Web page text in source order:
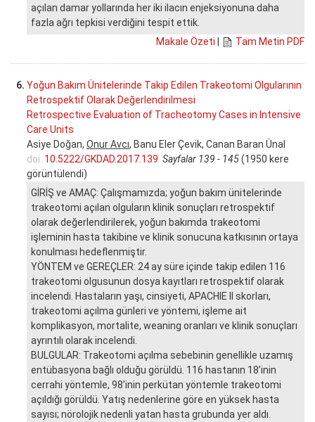
açılan damar yollarında her iki ilacın enjeksiyonuna daha
fazla ağrı tepkisi verdiğini tespit ettik.
Makale Özeti | Tam Metin PDF
6. Yoğun Bakım Ünitelerinde Takip Edilen Trakeotomi Olgularının
Retrospektif Olarak Değerlendirilmesi
Retrospective Evaluation of Tracheotomy Cases in Intensive
Care Units
Asiye Doğan, Onur Avcı, Banu Eler Çevik, Canan Baran Ünal
doi: 10.5222/GKDAD.2017.139 Sayfalar 139 - 145(1950 kere
görüntülendi)
GİRİŞ ve AMAÇ: Çalışmamızda; yoğun bakım ünitelerinde
trakeotomi açılan olguların klinik sonuçları retrospektif
olarak değerlendirilerek, yoğun bakımda trakeotomi
işleminin hasta takibine ve klinik sonucuna katkısının ortaya
konulması hedeflenmiştir.
YÖNTEM ve GEREÇLER: 24 ay süre içinde takip edilen 116
trakeotomi olgusunun dosya kayıtları retrospektif olarak
incelendi. Hastaların yaşı, cinsiyeti, APACHIE II skorları,
trakeotomi açılma günleri ve yöntemi, işleme ait
komplikasyon, mortalite, weaning oranları ve klinik sonuçları
ayrıntılı olarak incelendi.
BULGULAR: Trakeotomi açılma sebebinin genellikle uzamış
entübasyona bağlı olduğu görüldü. 116 hastanın 18’inin
cerrahi yöntemle, 98’inin perkütan yöntemle trakeotomi
açıldığı görüldü. Yatış nedenlerine göre en yüksek hasta
sayısı; nörolojik nedenli yatan hasta grubunda yer aldı.